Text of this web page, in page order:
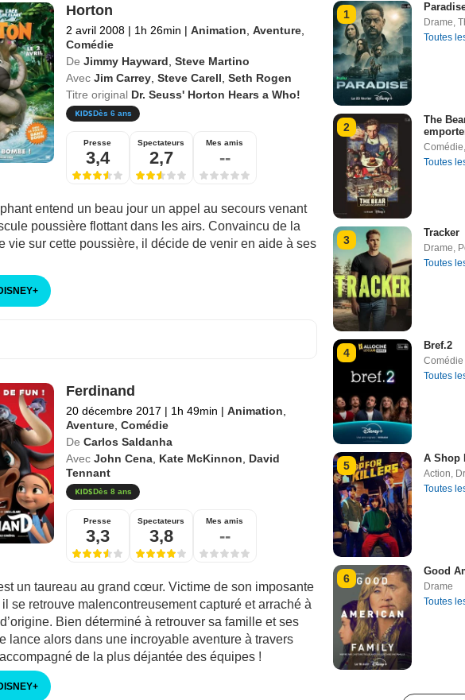
Horton
2 avril 2008 | 1h 26min | Animation Aventure,
Comédie
De Jimmy Hayward Steve Martino
Avec Jim Carrey, Steve Carell Seth Rogen
Titre original Dr. Seuss' Horton Hears a Who!
Dès 6 ans
Presse
3,4
Spectateurs
2,7
Mes amis
--
entend un beau jour un appel au secours venant
poussière flottant dans les airs. Convaincu de la
vie sur cette poussière, il décide de venir en aide à ses
+
Ferdinand
20 décembre 2017 | 1h 49min | Animation
Aventure, Comédie
De Carlos Saldanha
Avec John Cena, Kate McKinnon
David
Tennant
Dès 8 ans
Presse
3,3
Spectateurs
3,8
Mes amis
--
un taureau au grand cœur. Victime de son imposante
se retrouve malencontreusement capturé et arraché à
Bien déterminé à retrouver sa famille et ses
lance alors dans une incroyable aventure à travers
accompagné de la plus déjantée des équipes !
+
1
Drame,
Toutes
2
The
Comédie,
Toutes
3
Tracker
Drame,
Toutes
4
Bref.2
Comédie
Toutes
5
A Shop
Action,
Toutes
6
Good
Drame
Toutes